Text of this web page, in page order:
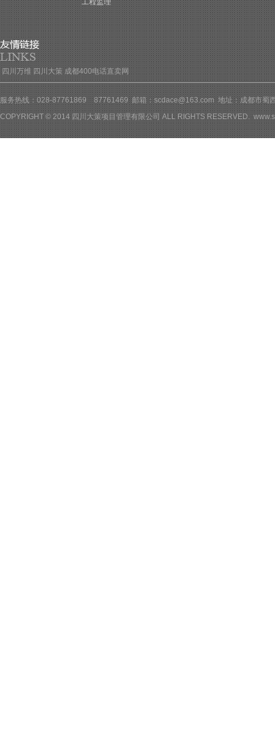
工程监理
四川万维 四川大策 成都400电话直卖网
服务热线：028-87761869 87761469 邮箱：scdace@163.com 地址：成都市蜀
COPYRIGHT © 2014 四川大策项目管理有限公司 ALL RIGHTS RESERVED.